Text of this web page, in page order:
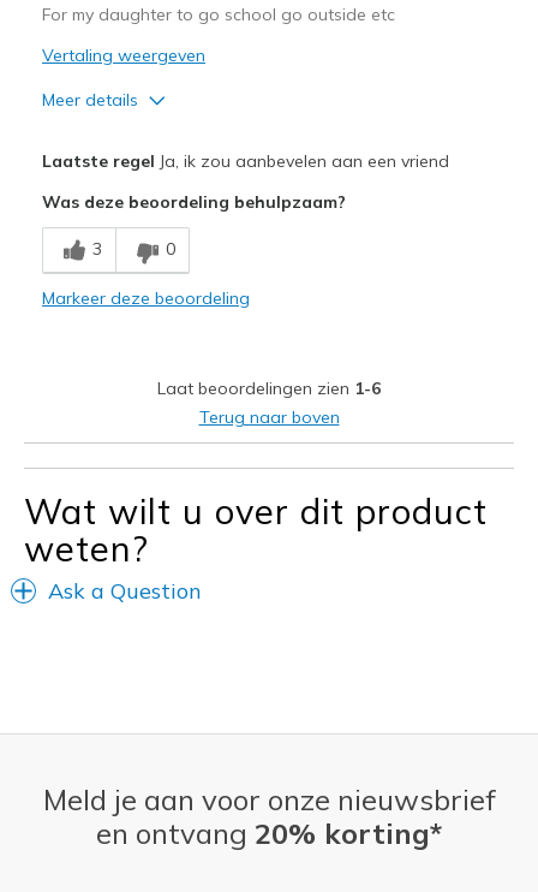
For my daughter to go school go outside etc
Vertaling weergeven
Meer details
Breathe Well
Comfortable
Laatste regel Ja, ik zou aanbevelen aan een vriend
Was deze beoordeling behulpzaam?
3 0
Markeer deze beoordeling
Laat beoordelingen zien 1-6
Terug naar boven
Wat wilt u over dit product
weten?
Ask a Question
Meld je aan voor onze nieuwsbrief
en ontvang 20% korting*